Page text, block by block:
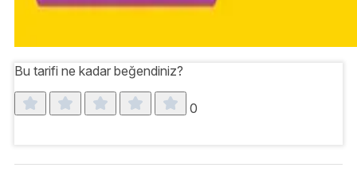
Bu tarifi ne kadar beğendiniz?
0